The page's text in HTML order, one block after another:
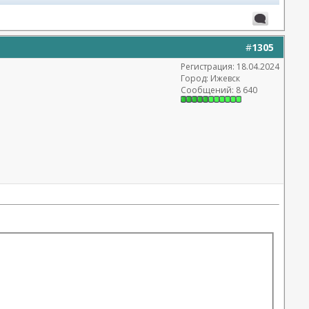
#1305
Регистрация: 18.04.2024
Город: Ижевск
Сообщений: 8 640